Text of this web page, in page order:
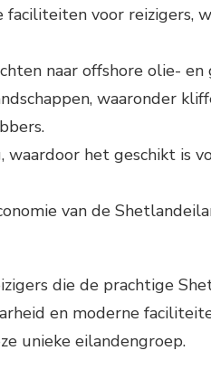
voor reizigers,
naar offshore olie- en
waaronder
het geschikt is
van de
die de prachtige
en moderne
unieke eilandengroep.